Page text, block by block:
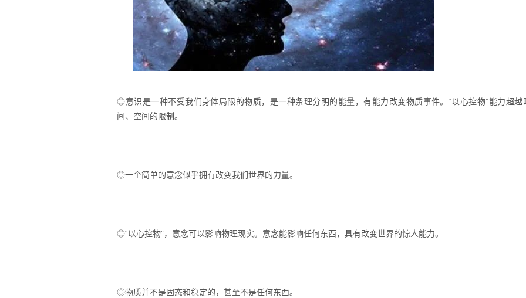
◎意识是一种不受我们身体局限的物质，是一种条理分明的能量，有能力改变物质事件。“以心控物”能力超越
间、空间的限制。
◎一个简单的意念似乎拥有改变我们世界的力量。
◎“以心控物”，意念可以影响物理现实。意念能影响任何东西，具有改变世界的惊人能力。
◎物质并不是固态和稳定的，甚至不是任何东西。